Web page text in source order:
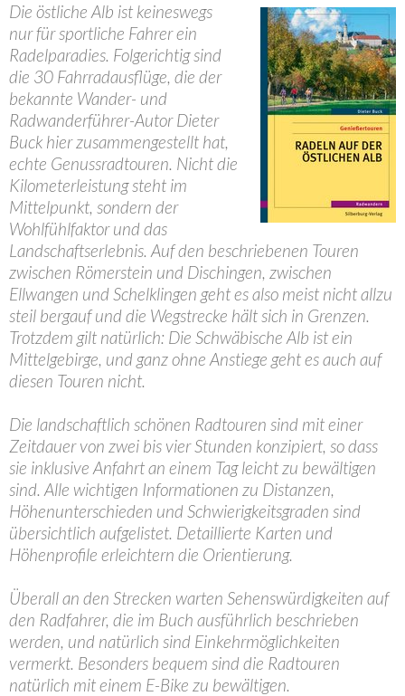
Die östliche Alb ist keineswegs
nur für sportliche Fahrer ein
Radelparadies. Folgerichtig sind
die 30 Fahrradausflüge, die der
bekannte Wander- und
Radwanderführer-Autor Dieter
Buck hier zusammengestellt hat,
echte Genussradtouren. Nicht die
Kilometerleistung steht im
Mittelpunkt, sondern der
Wohlfühlfaktor und das
Landschaftserlebnis. Auf den beschriebenen Touren
zwischen Römerstein und Dischingen, zwischen
Ellwangen und Schelklingen geht es also meist nicht allzu
steil bergauf und die Wegstrecke hält sich in Grenzen.
Trotzdem gilt natürlich: Die Schwäbische Alb ist ein
Mittelgebirge, und ganz ohne Anstiege geht es auch auf
diesen Touren nicht.
Die landschaftlich schönen Radtouren sind mit einer
Zeitdauer von zwei bis vier Stunden konzipiert, so dass
sie inklusive Anfahrt an einem Tag leicht zu bewältigen
sind. Alle wichtigen Informationen zu Distanzen,
Höhenunterschieden und Schwierigkeitsgraden sind
übersichtlich aufgelistet. Detaillierte Karten und
Höhenprofile erleichtern die Orientierung.
Überall an den Strecken warten Sehenswürdigkeiten auf
den Radfahrer, die im Buch ausführlich beschrieben
werden, und natürlich sind Einkehrmöglichkeiten
vermerkt. Besonders bequem sind die Radtouren
natürlich mit einem E-Bike zu bewältigen.